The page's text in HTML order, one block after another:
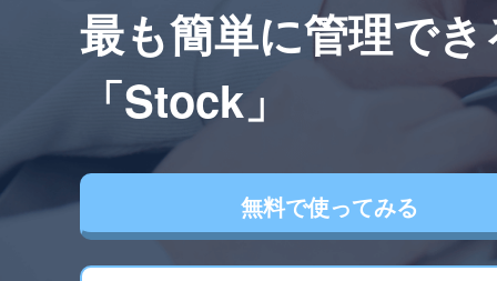
最も簡単に管理で
「Stock」
無料で使ってみる